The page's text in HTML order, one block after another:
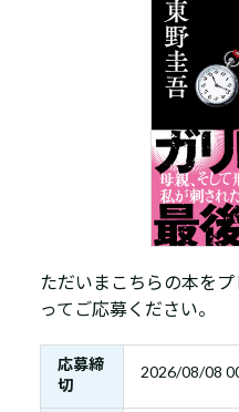
ただいまこちらの本を
ってご応募ください。
応募締
切
2026/08/08